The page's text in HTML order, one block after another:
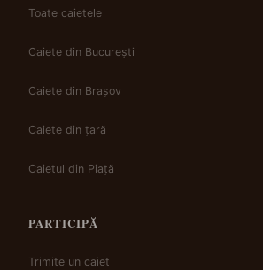
Toate caietele
Caiete din București
Caiete din Brașov
Caiete din țară
Caietul din Piață
PARTICIPĂ
Trimite un caiet